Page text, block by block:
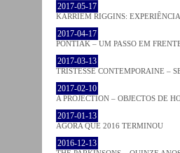
2017-05-17
KARRIEM RIGGINS:
2017-04-17
PONTIAK – UM PASSO EM
2017-03-13
TRISTESSE CONTEMPORAINE –
2017-02-10
A PROJECTION – OBJECTOS DE
2017-01-13
AGORA QUE 2016 TERMINOU
2016-12-13